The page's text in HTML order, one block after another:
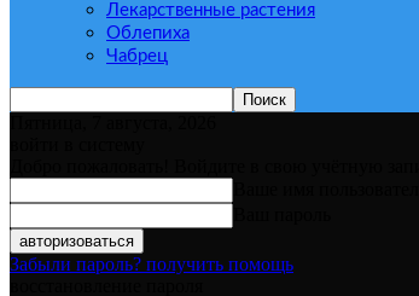
Лекарственные растения
Облепиха
Чабрец
Забыли пароль? получить помощь